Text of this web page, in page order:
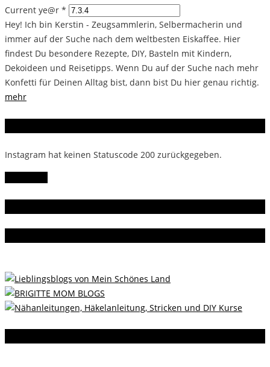
Current ye@r *
Hey! Ich bin Kerstin - Zeugsammlerin, Selbermacherin und
immer auf der Suche nach dem weltbesten Eiskaffee. Hier
findest Du besondere Rezepte, DIY, Basteln mit Kindern,
Dekoideen und Reisetipps. Wenn Du auf der Suche nach mehr
Konfetti für Deinen Alltag bist, dann bist Du hier genau richtig.
mehr
Instagram hat keinen Statuscode 200 zurückgegeben.